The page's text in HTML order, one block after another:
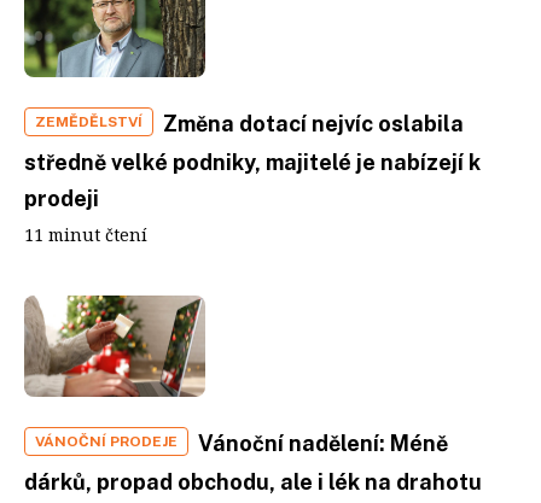
ZEMĚDĚLSTVÍ
Změna dotací nejvíc oslabila
středně velké podniky, majitelé je nabízejí k
prodeji
11 minut čtení
VÁNOČNÍ PRODEJE
Vánoční nadělení: Méně
dárků, propad obchodu, ale i lék na drahotu